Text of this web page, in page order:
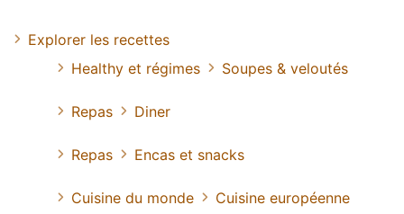
Explorer les recettes
Healthy et régimes
Soupes & veloutés
Repas Diner
Repas Encas et snacks
Cuisine du monde
Cuisine européenne